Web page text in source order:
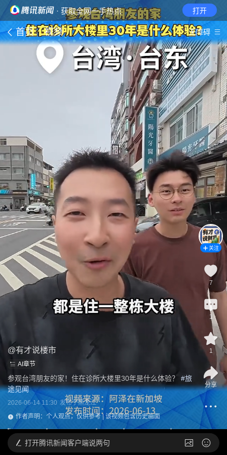
· 获取全网一手热点 打开
首页 视频 无障碍
@有才说楼市
AI章节
参观台湾朋友的家！住在诊所大楼里30年是什么体验？ #旅
途见闻
2026-06-14 11:30 发布于黑龙江
作者声明：个人观点，仅供参考 | 该视频包含历史画面
关注
7
1
1
分享
打开腾讯新闻客户端说两句